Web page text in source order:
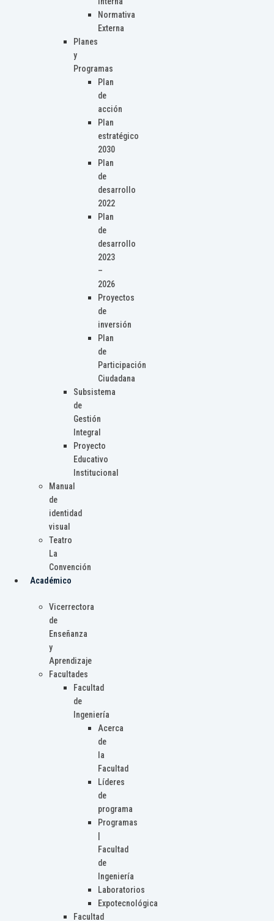
Normativa
Externa
Planes
y
Programas
Plan
de
acción
Plan
estratégico
2030
Plan
de
desarrollo
2022
Plan
de
desarrollo
2023
–
2026
Proyectos
de
inversión
Plan
de
Participación
Ciudadana
Subsistema
de
Gestión
Integral
Proyecto
Educativo
Institucional
Manual
de
identidad
visual
Teatro
La
Convención
Académico
Vicerrectora
de
Enseñanza
y
Aprendizaje
Facultades
Facultad
de
Ingeniería
Acerca
de
la
Facultad
Líderes
de
programa
Programas
Facultad
de
Ingeniería
Laboratorios
Expotecnológica
Facultad